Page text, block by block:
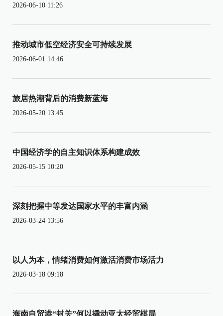
2026-06-10 11:26
推动城市低空经济安全可持续发展
2026-06-01 14:46
旅居热潮背后的消费新蓝海
2026-05-20 13:45
中国经济学的自主知识体系构建成效
2026-05-15 10:20
深刻把握中等发达国家水平的丰富内涵
2026-03-24 13:56
以人为本，情绪消费如何激活消费市场活力
2026-03-18 09:18
海南自贸港“封关”何以撬动亚太经贸棋局